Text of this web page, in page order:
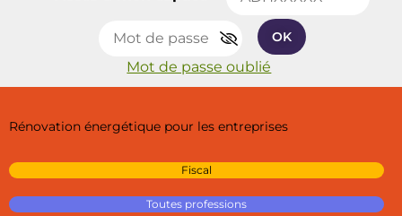
OK
Mot de passe oublié
Rénovation énergétique pour les entreprises
Fiscal
Toutes professions